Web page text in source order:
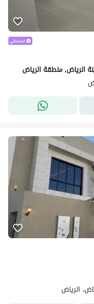
الرياض, منطقة الرياض
الرياض